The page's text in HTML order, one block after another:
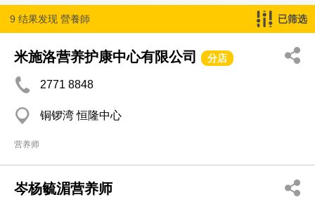
9 结果发现 營養師 已筛选
米施洛营养护康中心有限公司 分店
2771 8848
铜锣湾 恒隆中心
营养师
岑杨毓湄营养师